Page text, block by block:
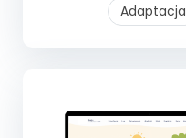
Adaptacja